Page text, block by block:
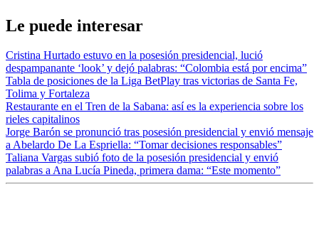
Le puede interesar
Cristina Hurtado estuvo en la posesión presidencial, lució
despampanante ‘look’ y dejó palabras: “Colombia está por encima”
Tabla de posiciones de la Liga BetPlay tras victorias de Santa Fe,
Tolima y Fortaleza
Restaurante en el Tren de la Sabana: así es la experiencia sobre los
rieles capitalinos
Jorge Barón se pronunció tras posesión presidencial y envió mensaje
a Abelardo De La Espriella: “Tomar decisiones responsables”
Taliana Vargas subió foto de la posesión presidencial y envió
palabras a Ana Lucía Pineda, primera dama: “Este momento”